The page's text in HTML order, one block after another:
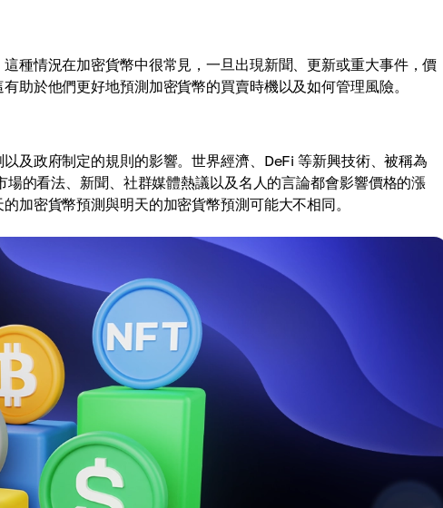
種情況在加密貨幣中很常見，一旦出現新聞、更新或重大事件，價
助於他們更好地預測加密貨幣的買賣時機以及如何管理風險。
及政府制定的規則的影響。世界經濟、DeFi 等新興技術、被稱為
的看法、新聞、社群媒體熱議以及名人的言論都會影響價格的漲
加密貨幣預測與明天的加密貨幣預測可能大不相同。